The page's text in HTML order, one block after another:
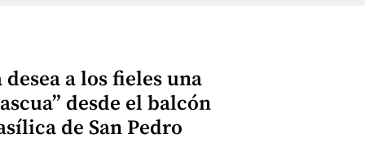
desea a los fieles una
desde el balcón
de San Pedro